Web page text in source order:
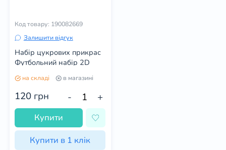
Код товару: 190082669
Залишити відгук
Набір цукрових прикрас
Футбольний набір 2D
на складі в магазині
120 грн - +
Купити
Купити в 1 клік